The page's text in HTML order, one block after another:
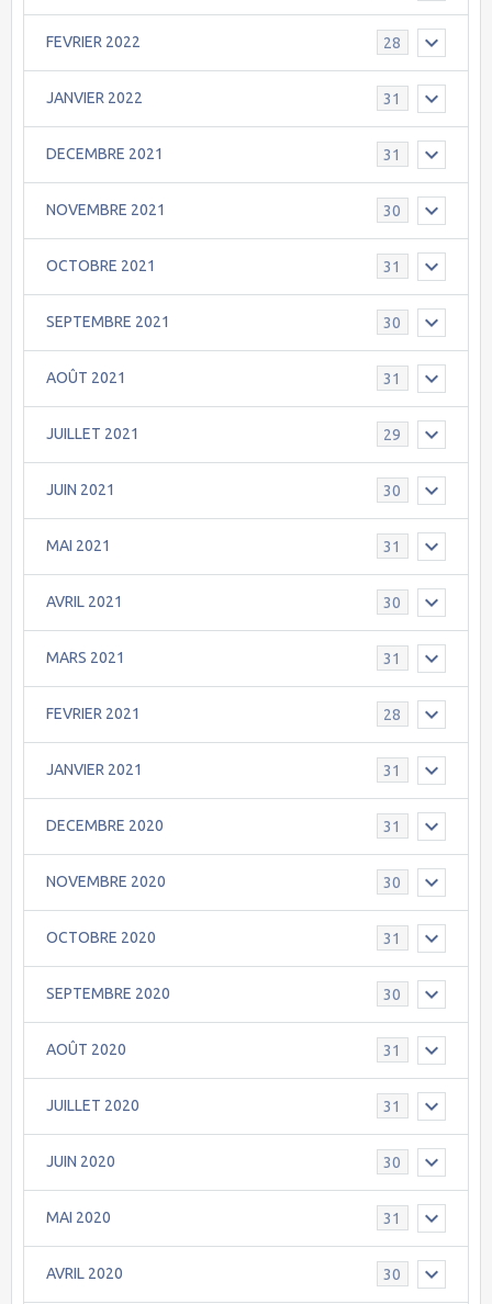
FEVRIER 2022 28
JANVIER 2022 31
DECEMBRE 2021 31
NOVEMBRE 2021 30
OCTOBRE 2021 31
SEPTEMBRE 2021 30
AOÛT 2021 31
JUILLET 2021 29
JUIN 2021 30
MAI 2021 31
AVRIL 2021 30
MARS 2021 31
FEVRIER 2021 28
JANVIER 2021 31
DECEMBRE 2020 31
NOVEMBRE 2020 30
OCTOBRE 2020 31
SEPTEMBRE 2020 30
AOÛT 2020 31
JUILLET 2020 31
JUIN 2020 30
MAI 2020 31
AVRIL 2020 30